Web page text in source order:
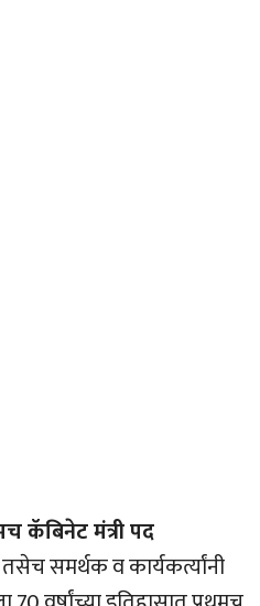
कॅबिनेट मंत्री पद
समर्थक व कार्यकर्त्यांनी